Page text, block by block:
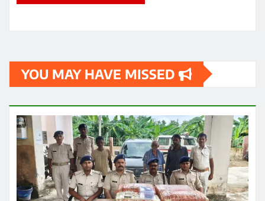
YOU MAY HAVE MISSED